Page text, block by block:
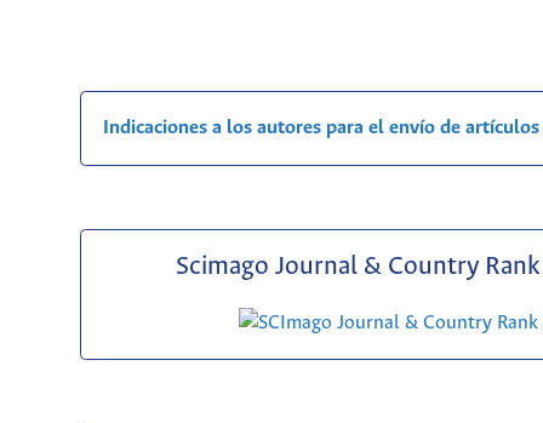
Indicaciones a los autores para el envío de artículos
Scimago Journal & Country Rank